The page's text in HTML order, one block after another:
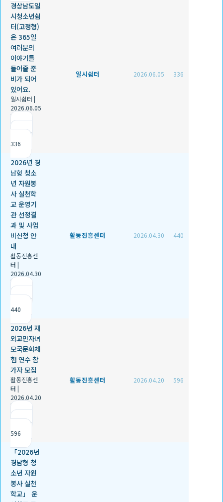
경상남도일
시청소년쉼
터(고정형)
은 365일
여러분의
이야기를
들어줄 준
비가 되어
있어요.
일시쉼터 |
2026.06.05
|
조회
336
일시쉼터 2026.06.05 336
2026년 경
남형 청소
년 자원봉
사 실천학
교 운영기
관 선정결
과 및 사업
비신청 안
내
활동진흥센
터 |
2026.04.30
|
조회
440
활동진흥센터 2026.04.30 440
2026년 재
외교민자녀
모국문화체
험 연수 참
가자 모집
활동진흥센
터 |
2026.04.20
|
조회
596
활동진흥센터 2026.04.20 596
「2026년
경남형 청
소년 자원
봉사 실천
학교」 운